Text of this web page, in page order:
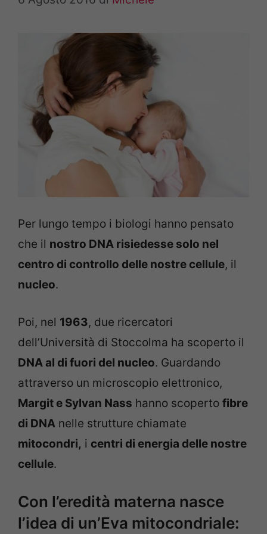
Per lungo tempo i biologi hanno pensato
che il nostro DNA risiedesse solo nel
centro di controllo delle nostre cellule, il
nucleo.
Poi, nel 1963, due ricercatori
dell’Università di Stoccolma ha scoperto il
DNA al di fuori del nucleo. Guardando
attraverso un microscopio elettronico,
Margit e Sylvan Nass hanno scoperto fibre
di DNA nelle strutture chiamate
mitocondri, i centri di energia delle nostre
cellule.
Con l’eredità materna nasce
l’idea di un’Eva mitocondriale: